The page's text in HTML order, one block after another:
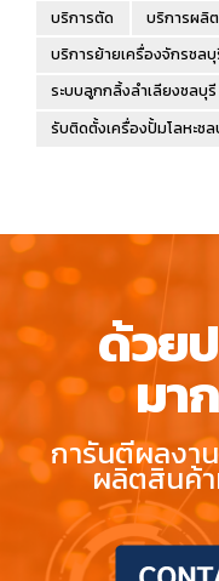
บริการตัด
บริการผลิ
บริการย้ายเครื่องจักรชลบุ
ระบบลูกกลิ้งลำเลียงชลบุรี
รับติดตั้งเครื่องปั้มโลหะชล
ด้วย
มา
การันตีผลงา
ผลิตสินค้า